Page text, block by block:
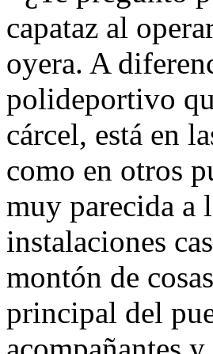
capataz al
oyera. A
polideportivo
cárcel, está en
como en otros
muy parecida a
instalaciones
montón de
principal del